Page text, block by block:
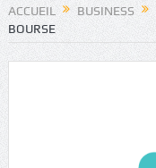
ACCUEIL BUSINESS
BOURSE